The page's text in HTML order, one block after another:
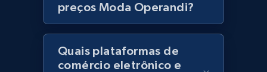
Model number, Gtin ean pn, Product name, and
more.
991+ 162+ Comece agora
preços Moda Operandi?
Quais plataformas de
comércio eletrônico e